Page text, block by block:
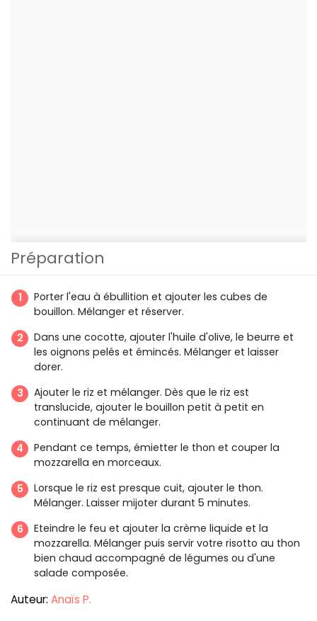
Préparation
Porter l'eau à ébullition et ajouter les cubes de
bouillon. Mélanger et réserver.
Dans une cocotte, ajouter l'huile d'olive, le beurre et
les oignons pelés et émincés. Mélanger et laisser
dorer.
Ajouter le riz et mélanger. Dès que le riz est
translucide, ajouter le bouillon petit à petit en
continuant de mélanger.
Pendant ce temps, émietter le thon et couper la
mozzarella en morceaux.
Lorsque le riz est presque cuit, ajouter le thon.
Mélanger. Laisser mijoter durant 5 minutes.
Eteindre le feu et ajouter la crème liquide et la
mozzarella. Mélanger puis servir votre risotto au thon
bien chaud accompagné de légumes ou d'une
salade composée.
Auteur: Anaïs P.